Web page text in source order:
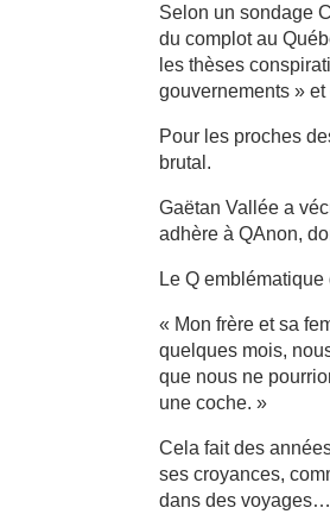
Selon un sondage
du complot au
les thèses
gouvernements »
Pour les proches
brutal.
Gaëtan Vallée a
adhère à QAnon,
Le Q
« Mon frère et sa
quelques mois,
que nous ne
une coche. »
Cela fait des
ses croyances,
dans des voyages…